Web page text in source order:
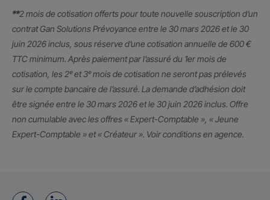
**2 mois de cotisation offerts pour toute nouvelle souscription d’un
contrat Gan Solutions Prévoyance entre le 30 mars 2026 et le 30
juin 2026 inclus, sous réserve d’une cotisation annuelle de 600 €
TTC minimum. Après paiement par l’assuré du 1er mois de
cotisation, les 2ᵉ et 3ᵉ mois de cotisation ne seront pas prélevés
sur le compte bancaire de l’assuré. La demande d’adhésion doit
être signée entre le 30 mars 2026 et le 30 juin 2026 inclus. Offre
non cumulable avec les offres « Expert-Comptable », « Jeune
Expert-Comptable » et « Créateur ». Voir conditions en agence.